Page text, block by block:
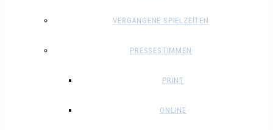
VERGANGENE SPIELZEITEN
PRESSESTIMMEN
PRINT
ONLINE